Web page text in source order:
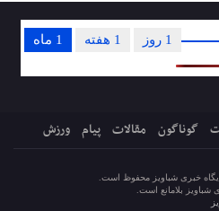
1 ماه 1 هفته 1 روز
گوناگون مقالات پیام ورزش
خبری شباویز محفوظ است.
شباویز بلامانع است.